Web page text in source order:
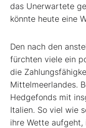
das Unerwartete
könnte heute eine
Den nach den
fürchten viele ein
die
Mittelmeerlandes.
Hedgefonds mit
Italien. So viel wie
ihre Wette